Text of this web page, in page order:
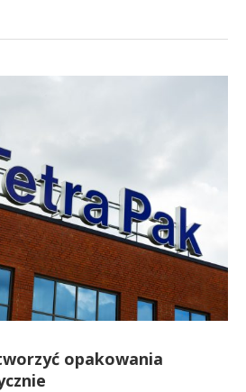
opakowania